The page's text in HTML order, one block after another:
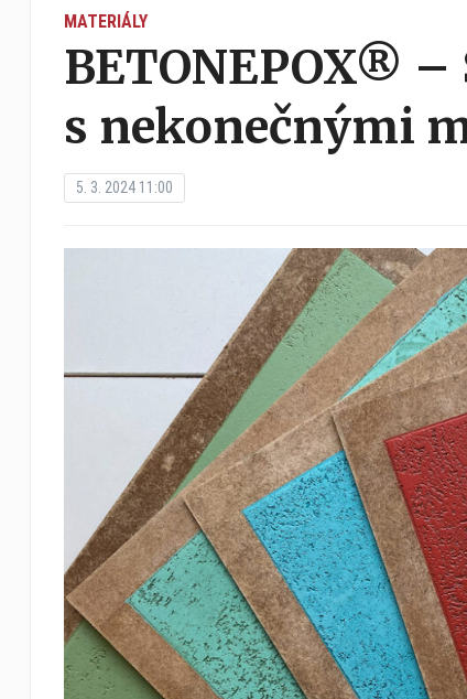
MATERIÁLY
BETONEPOX® –
s nekonečnými
5. 3. 2024 11:00